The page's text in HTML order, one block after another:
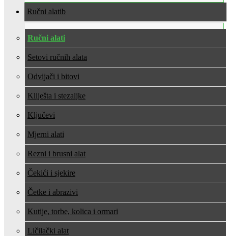
Ručni alati
Ručni alati
Setovi ručnih alata
Odvijači i bitovi
Kliješta i stezaljke
Ključevi
Mjerni alati
Rezni i brusni alat
Čekići i sjekire
Četke i abrazivi
Kutije, torbe, kolica i ormari
Ličilački alat